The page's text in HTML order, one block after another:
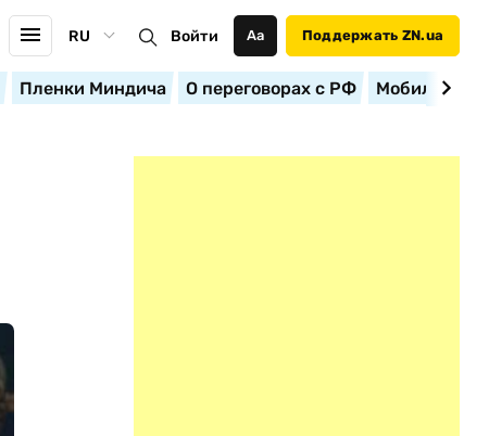
RU Войти Аа Поддержать ZN.ua
Пленки Миндича О переговорах с РФ